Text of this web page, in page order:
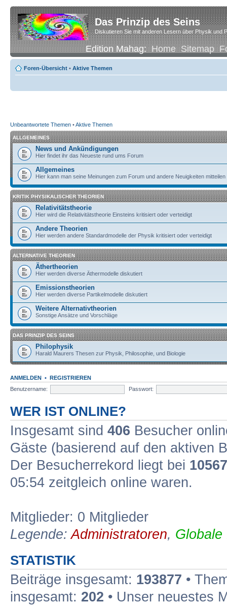
Das Prinzip des Seins
Diskutieren Sie mit anderen Lesern über Physik und
Edition Mahag:Home Sitemap
Foren-Übersicht • Aktive Themen
Unbeantwortete Themen •Aktive Themen
ALLGEMEINES
News und Ankündigungen
Hier findet ihr das Neueste rund ums Forum
Allgemeines
Hier kann man seine Meinungen zum Forum und andere Neuigkeiten mitteilen
KRITIK PHYSIKALISCHER THEORIEN
Relativitätstheorie
Hier wird die Relativitätstheorie Einsteins kritisiert oder verteidigt
Andere Theorien
Hier werden andere Standardmodelle der Physik kritisiert oder verteidigt
ALTERNATIVE THEORIEN
Äthertheorien
Hier werden diverse Äthermodelle diskutiert
Emissionstheorien
Hier werden diverse Partikelmodelle diskutiert
Weitere Alternativtheorien
Sonstige Ansätze und Vorschläge
DAS PRINZIP DES SEINS
Philophysik
Harald Maurers Thesen zur Physik, Philosophie, und Biologie
ANMELDEN • REGISTRIEREN
Benutzername:
Passwort:
WER IST ONLINE?
Insgesamt sind 406 Besucher
Gäste (basierend auf den aktiven
Der Besucherrekord liegt bei 10567
05:54 zeitgleich online waren.
Mitglieder: 0 Mitglieder
Legende:Administratoren, Globale
STATISTIK
Beiträge insgesamt: 193877 •
insgesamt: 202 • Unser neuestes